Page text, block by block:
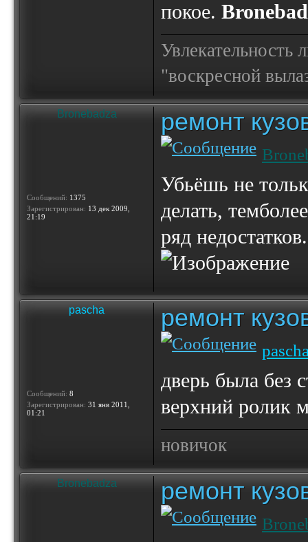
покое.
Увлекательность
"воскресной
Bronebadza
Сообщений: 1375
Зарегистрирован: 13 дек 2009,
21:19
ремонт
Убьёшь не
делать,
ряд
pascha
Сообщений: 8
Зарегистрирован: 31 янв 2011,
01:21
ремонт
дверь была без
верхний ролик
новичок
Bronebadza ремонт